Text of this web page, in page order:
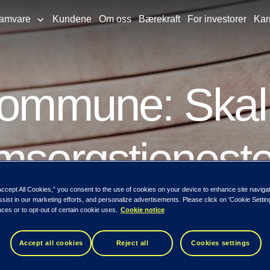
Kundene Om oss Bærekraft For investorer
tjeneste på rett sted til riktig tid og med
All Cookies,” you consent to the use of cookies on your device to enhance site
in our marketing efforts, and personalize advertisements. Please click on 'Cookie
or to opt-out of certain cookie uses.
Cookie notice
Accept all cookies Reject all Cookies settings